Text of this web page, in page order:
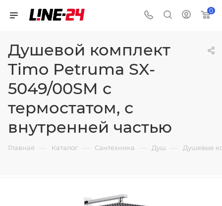
0
Душевой комплект
Timo Petruma SX-
5049/00SM с
термостатом, с
внутренней частью
Главная — Каталог — Сантехника — Душ — Душевые